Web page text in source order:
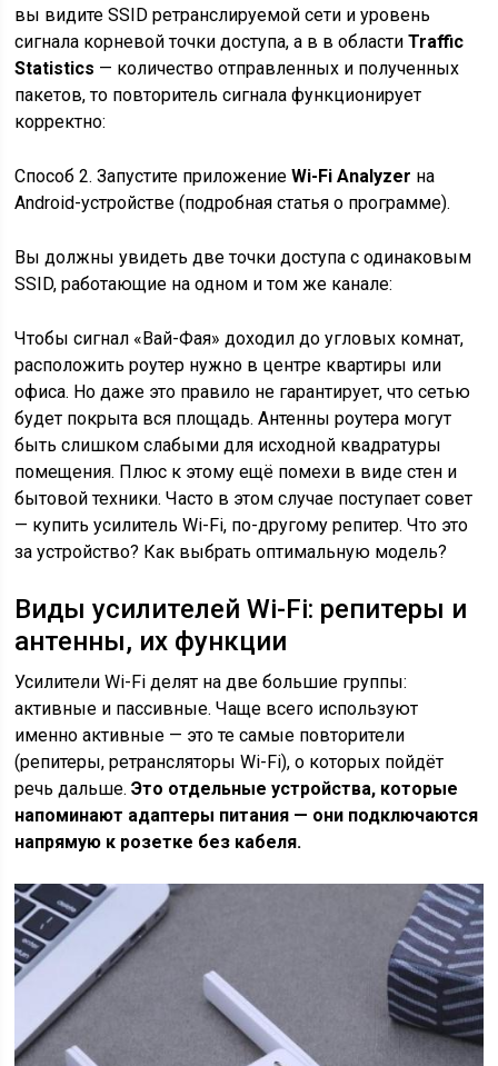
вы видите SSID ретранслируемой сети и уровень
сигнала корневой точки доступа, а в в областиTraffic
Statistics — количество отправленных и полученных
пакетов, то повторитель сигнала функционирует
корректно:
Способ 2. Запустите приложениеWi-Fi Analyzer на
Android-устройстве (подробная статья о программе).
Вы должны увидеть две точки доступа с одинаковым
SSID, работающие на одном и том же канале:
Чтобы сигнал «Вай-Фая» доходил до угловых комнат,
расположить роутер нужно в центре квартиры или
офиса. Но даже это правило не гарантирует, что сетью
будет покрыта вся площадь. Антенны роутера могут
быть слишком слабыми для исходной квадратуры
помещения. Плюс к этому ещё помехи в виде стен и
бытовой техники. Часто в этом случае поступает совет
— купить усилитель Wi-Fi, по-другому репитер. Что это
за устройство? Как выбрать оптимальную модель?
Виды усилителей Wi-Fi: репитеры и
антенны, их функции
Усилители Wi-Fi делят на две большие группы:
активные и пассивные. Чаще всего используют
именно активные — это те самые повторители
(репитеры, ретрансляторы Wi-Fi), о которых пойдёт
речь дальше.Это отдельные устройства, которые
напоминают адаптеры питания — они подключаются
напрямую к розетке без кабеля.